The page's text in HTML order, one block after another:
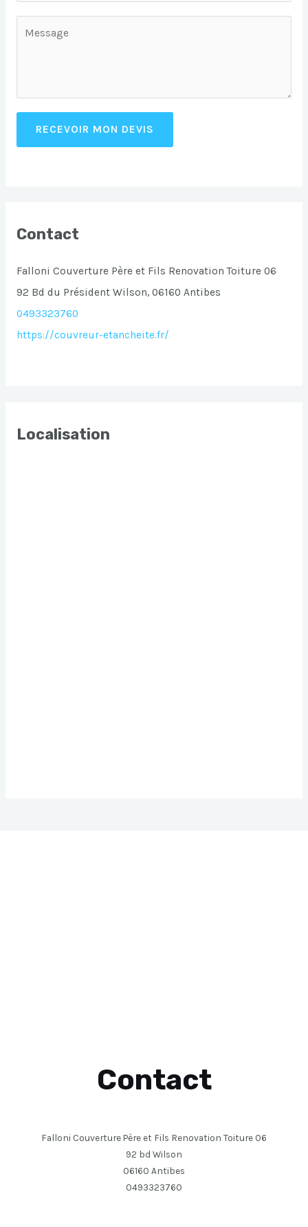
RECEVOIR MON DEVIS
Contact
Falloni Couverture Père et Fils Renovation Toiture 06
92 Bd du Président Wilson, 06160 Antibes
0493323760
https://couvreur-etancheite.fr/
Localisation
Contact
Falloni Couverture Père et Fils Renovation Toiture 06
92 bd Wilson
06160 Antibes
0493323760